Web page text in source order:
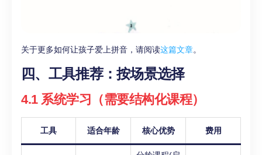
关于更多如何让孩子爱上拼音，请阅读这篇文章。
四、工具推荐：按场景选择
4.1 系统学习（需要结构化课程）
工具 适合年龄 核心优势 费用